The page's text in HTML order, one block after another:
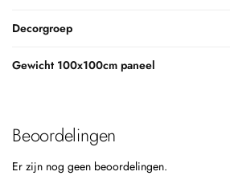
Decorgroep
Gewicht 100x100cm paneel
Beoordelingen
Er zijn nog geen beoordelingen.